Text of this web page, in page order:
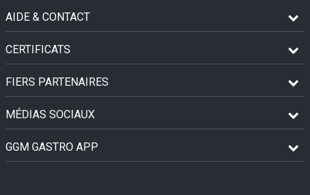
AIDE & CONTACT
CERTIFICATS
FIERS PARTENAIRES
MÉDIAS SOCIAUX
GGM GASTRO APP